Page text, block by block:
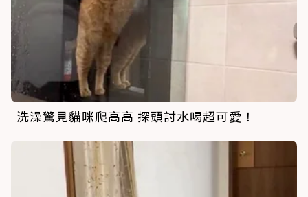
洗澡驚見貓咪爬高高 探頭討水喝超可愛！